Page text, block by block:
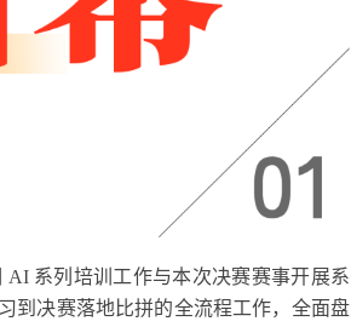
系列培训工作与本次决赛赛事开展系
到决赛落地比拼的全流程工作，全面盘